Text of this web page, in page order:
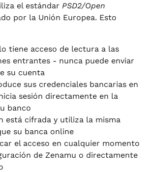
el estándar PSD2/Open
por la Unión Europea. Esto
tiene acceso de lectura a las
entrantes - nunca puede enviar
su cuenta
sus credenciales bancarias en
sesión directamente en la
banco
está cifrada y utiliza la misma
su banca online
el acceso en cualquier momento
de Zenamu o directamente